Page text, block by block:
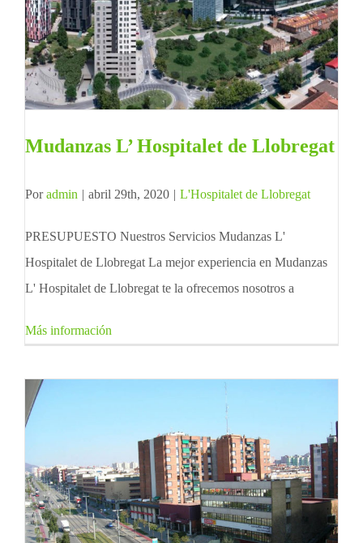
Mudanzas L’ Hospitalet de Llobregat
Poradmin | abril 29th, 2020 | L'Hospitalet de Llobregat
PRESUPUESTO Nuestros Servicios Mudanzas L'
Hospitalet de Llobregat La mejor experiencia en Mudanzas
L' Hospitalet de Llobregat te la ofrecemos nosotros a
Más información